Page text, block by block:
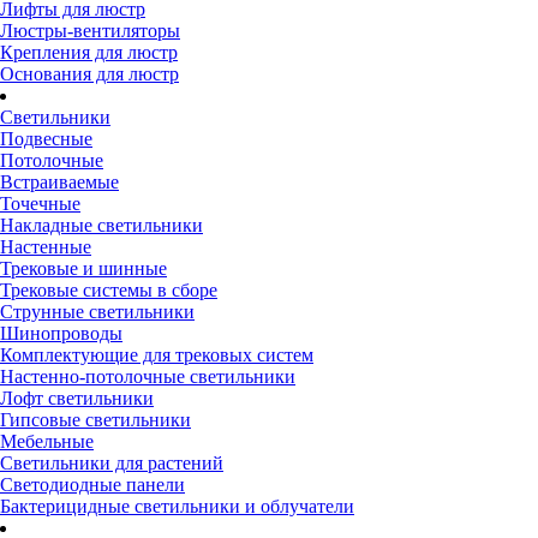
Лифты для люстр
Люстры-вентиляторы
Крепления для люстр
Основания для люстр
Светильники
Подвесные
Потолочные
Встраиваемые
Точечные
Накладные светильники
Настенные
Трековые и шинные
Трековые системы в сборе
Струнные светильники
Шинопроводы
Комплектующие для трековых систем
Настенно-потолочные светильники
Лофт светильники
Гипсовые светильники
Мебельные
Светильники для растений
Светодиодные панели
Бактерицидные светильники и облучатели